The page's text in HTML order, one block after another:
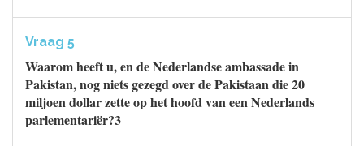
Vraag 5
Waarom heeft u, en de Nederlandse ambassade in
Pakistan, nog niets gezegd over de Pakistaan die 20
miljoen dollar zette op het hoofd van een Nederlands
parlementariër?3